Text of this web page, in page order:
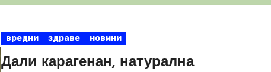
вредни здраве новини
Дали карагенан, натурална